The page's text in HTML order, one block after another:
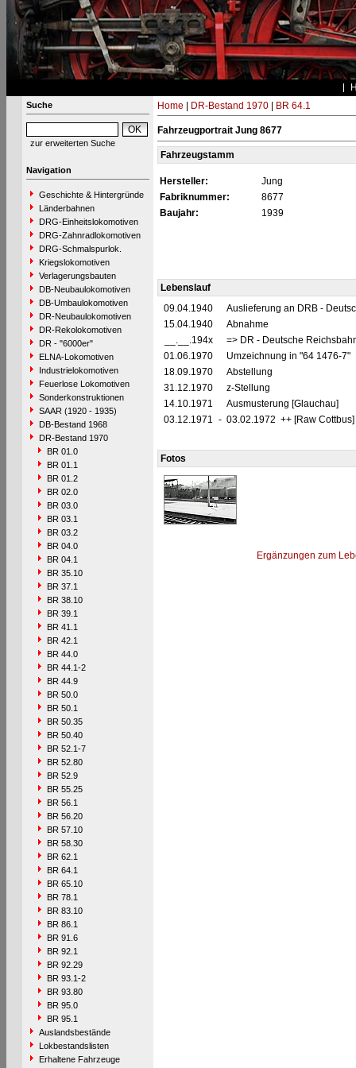
Suche
zur erweiterten Suche
Navigation
Geschichte & Hintergründe
Länderbahnen
DRG-Einheitslokomotiven
DRG-Zahnradlokomotiven
DRG-Schmalspurlok.
Kriegslokomotiven
Verlagerungsbauten
DB-Neubaulokomotiven
DB-Umbaulokomotiven
DR-Neubaulokomotiven
DR-Rekolokomotiven
DR - "6000er"
ELNA-Lokomotiven
Industrielokomotiven
Feuerlose Lokomotiven
Sonderkonstruktionen
SAAR (1920 - 1935)
DB-Bestand 1968
DR-Bestand 1970
BR 01.0
BR 01.1
BR 01.2
BR 02.0
BR 03.0
BR 03.1
BR 03.2
BR 04.0
BR 04.1
BR 35.10
BR 37.1
BR 38.10
BR 39.1
BR 41.1
BR 42.1
BR 44.0
BR 44.1-2
BR 44.9
BR 50.0
BR 50.1
BR 50.35
BR 50.40
BR 52.1-7
BR 52.80
BR 52.9
BR 55.25
BR 56.1
BR 56.20
BR 57.10
BR 58.30
BR 62.1
BR 64.1
BR 65.10
BR 78.1
BR 83.10
BR 86.1
BR 91.6
BR 92.1
BR 92.29
BR 93.1-2
BR 93.80
BR 95.0
BR 95.1
Auslandsbestände
Lokbestandslisten
Erhaltene Fahrzeuge
Home DR-Bestand 1970| BR 64.1
Fahrzeugportrait Jung 8677
Fahrzeugstamm
Hersteller:
Jung
Fabriknummer:
8677
Baujahr:
1939
Lebenslauf
09.04.1940
Auslieferung an DRB -
15.04.1940
Abnahme
__.__.194x
=> DR - Deutsche
01.06.1970
Umzeichnung in "64 1476-7"
18.09.1970
Abstellung
31.12.1970
z-Stellung
14.10.1971
Ausmusterung [Glauchau]
03.12.1971 - 03.02.1972 ++ [Raw Cottbus]
Fotos
Ergänzungen zum